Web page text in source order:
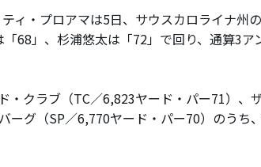
ィ・プロアマは5日、サウスカロライナ州
68」、杉浦悠太は「72」で回り、通算3ア
・クラブ（TC／6,823ヤード・パー71）、
ーグ（SP／6,770ヤード・パー70）のうち